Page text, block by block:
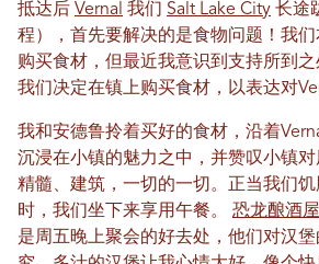
抵达后 Vernal 我们 Salt Lake City 长途
程），首先要解决的是食物问题！我们
购买食材，但最近我意识到支持所到之
我们决定在镇上购买食材，以表达对
我和安德鲁拎着买好的食材，沿着
沉浸在小镇的魅力之中，并赞叹小镇对
精髓、建筑，一切的一切。正当我们
时，我们坐下来享用午餐。 恐龙酿酒屋
是周五晚上聚会的好去处，他们对汉